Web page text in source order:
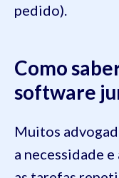
pedido).
Como
software
Muitos
a necessidade